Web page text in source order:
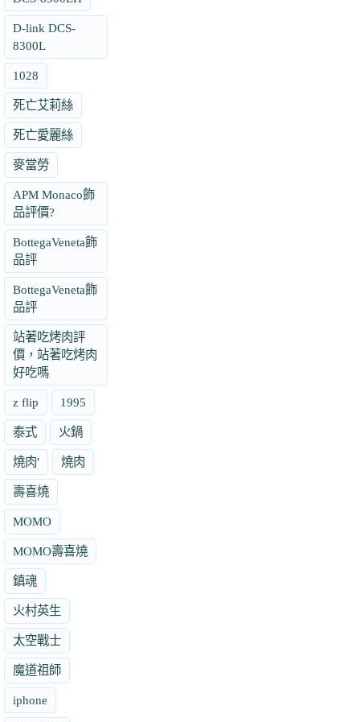
D-link DCS-
8300L
1028
死亡艾莉絲
死亡愛麗絲
麥當勞
APM Monaco飾
品評價?
BottegaVeneta飾
品評
BottegaVeneta飾
品評
站著吃烤肉評
價，站著吃烤肉
好吃嗎
z flip 1995
泰式 火鍋
燒肉' 燒肉
壽喜燒
MOMO
MOMO壽喜燒
鎮魂
火村英生
太空戰士
魔道祖師
iphone